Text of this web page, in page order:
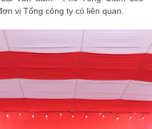
vị Tổng công ty có liên quan.